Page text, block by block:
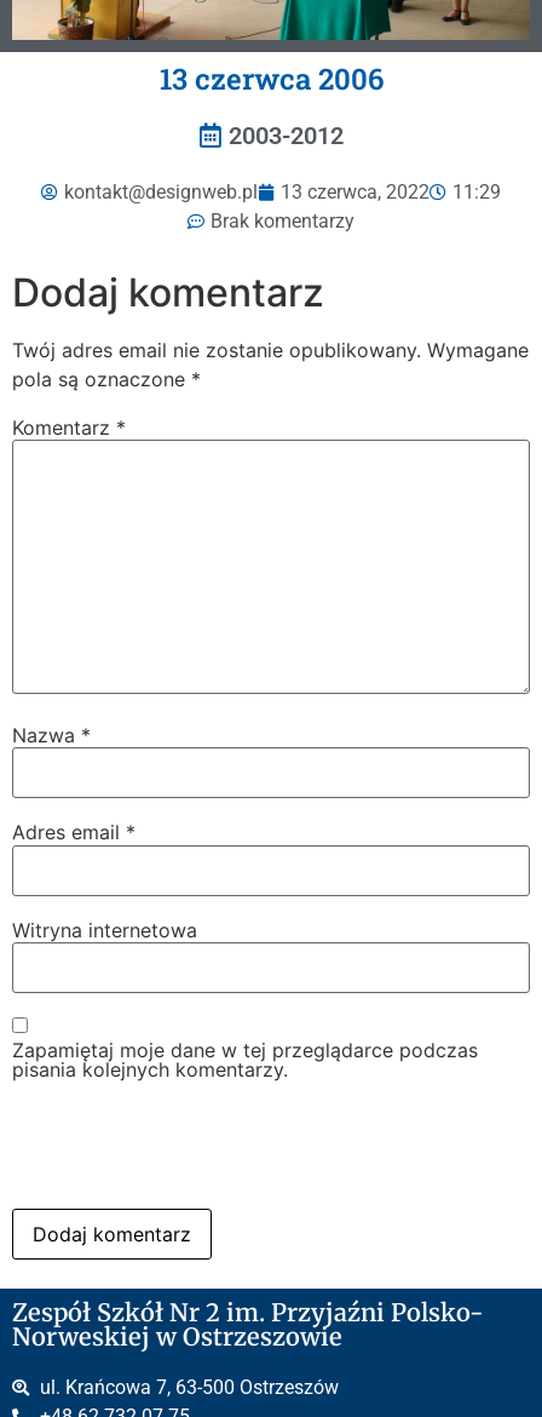
13 czerwca 2006
2003-2012
kontakt@designweb.pl 13 czerwca, 2022
11:29
Brak komentarzy
Dodaj komentarz
Twój adres email nie zostanie opublikowany. Wymagane
pola są oznaczone *
Komentarz *
Nazwa *
Adres email *
Witryna internetowa
Zapamiętaj moje dane w tej przeglądarce podczas
pisania kolejnych komentarzy.
Zespół Szkół Nr 2 im. Przyjaźni Polsko-
Norweskiej w Ostrzeszowie
ul. Krańcowa 7, 63-500 Ostrzeszów